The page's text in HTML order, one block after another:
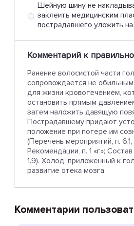
Шейную шину не
заклеить медицинским
пострадавшего уложить
Комментарий к
Ранение волосистой части
сопровождается не
для жизни кровотечением,
остановить прямым
затем наложить давящую
Пострадавшему придают
положение при потере им
(Перечень мероприятий, п. 6.1,
Рекомендации, п. 1 «г»;
1.9). Холод, приложенный к
развитие отека мозга.
Комментарии